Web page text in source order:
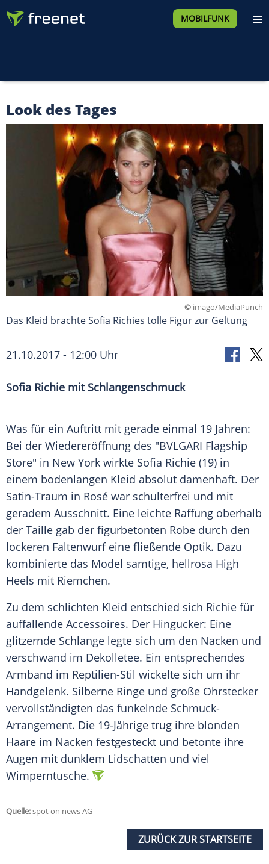
MOBILFUNK
Look des Tages
© imago/MediaPunch
Das Kleid brachte Sofia Richies tolle Figur zur Geltung
21.10.2017 - 12:00 Uhr
Sofia Richie mit Schlangenschmuck
Was für ein Auftritt mit gerade einmal 19 Jahren:
Bei der Wiedereröffnung des "BVLGARI Flagship
Store" in New York wirkte Sofia Richie (19) in
einem bodenlangen Kleid absolut damenhaft. Der
Satin-Traum in Rosé war schulterfrei und mit
geradem Ausschnitt. Eine leichte Raffung oberhalb
der Taille gab der figurbetonten Robe durch den
lockeren Faltenwurf eine fließende Optik. Dazu
kombinierte das Model samtige, hellrosa High
Heels mit Riemchen.
Zu dem schlichten Kleid entschied sich Richie für
auffallende Accessoires. Der Hingucker: Eine
glitzernde Schlange legte sich um den Nacken und
verschwand im Dekolletee. Ein entsprechendes
Armband im Reptilien-Stil wickelte sich um ihr
Handgelenk. Silberne Ringe und große Ohrstecker
vervollständigten das funkelnde Schmuck-
Arrangement. Die 19-Jährige trug ihre blonden
Haare im Nacken festgesteckt und betonte ihre
Augen mit dunklem Lidschatten und viel
Wimperntusche.
Quelle:spot on news AG
ZURÜCK ZUR STARTSEITE